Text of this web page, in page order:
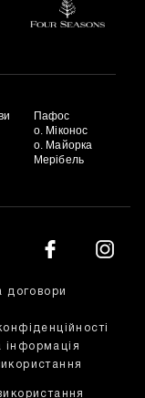
Пафос
о. Міконос
о. Майорка
Мерібель
договори